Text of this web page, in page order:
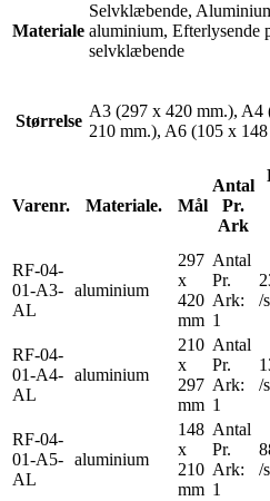
Materiale
Selvklæbende,
aluminium, Efterlysende
selvklæbende
Størrelse
A3 (297 x 420 mm.), A4
210 mm.), A6 (105 x
Varenr. Materiale. Mål
Antal
Pr.
Ark
RF-04-
01-A3-
AL
aluminium
297
x
420
mm
Antal
Pr.
Ark:
1
/
RF-04-
01-A4-
AL
aluminium
210
x
297
mm
Antal
Pr.
Ark:
1
/
RF-04-
01-A5-
AL
aluminium
148
x
210
mm
Antal
Pr.
Ark:
1
/